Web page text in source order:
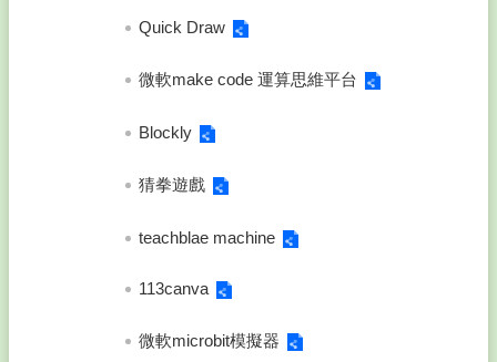
Quick Draw
微軟make code 運算思維平台
Blockly
猜拳遊戲
teachblae machine
113canva
微軟microbit模擬器